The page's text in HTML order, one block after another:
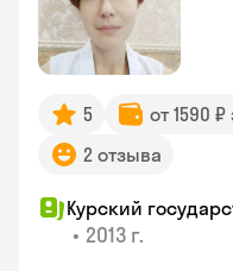
5 от 1590
2 отзыва
Курский
• 2013 г.